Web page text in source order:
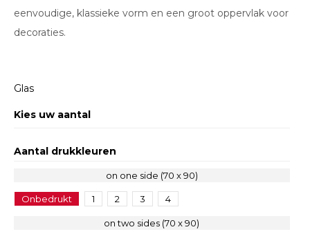
eenvoudige, klassieke vorm en een groot oppervlak voor
decoraties.
Glas
Kies uw aantal
Aantal drukkleuren
on one side (70 x 90)
Onbedrukt 1 2 3 4
on two sides (70 x 90)